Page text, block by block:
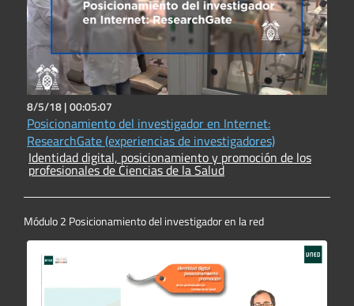
8/5/18 |00:05:07
Posicionamiento del investigador en Internet:
ResearchGate (experiencias de investigadores)
Identidad digital, posicionamiento y promoción de los
profesionales de Ciencias de la Salud
Módulo 2 Posicionamiento del investigador en la red